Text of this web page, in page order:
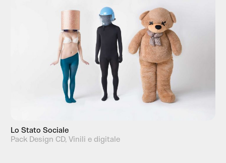
Lo Stato Sociale
Pack Design CD, Vinili e digitale